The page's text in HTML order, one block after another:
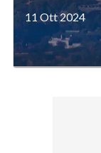
11 Ott 2024